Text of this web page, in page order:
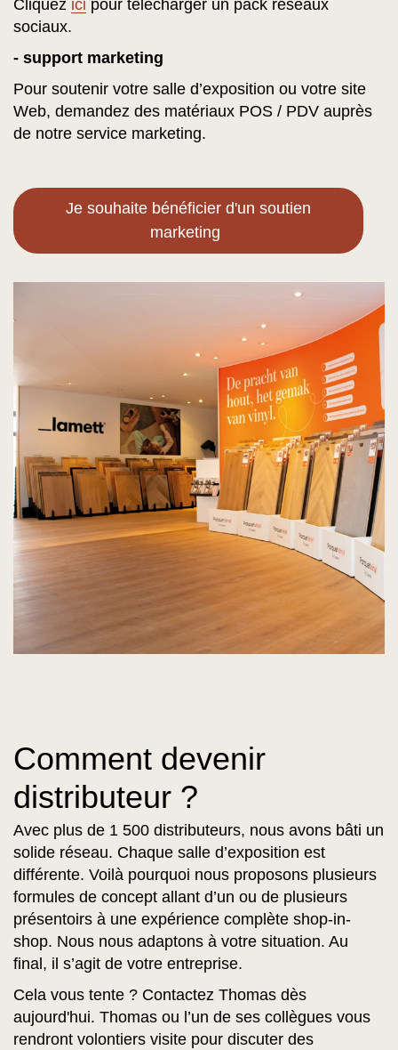
Cliquez ici pour télécharger un pack réseaux
sociaux.
- support marketing
Pour soutenir votre salle d’exposition ou votre site
Web, demandez des matériaux POS / PDV auprès
de notre service marketing.
Je souhaite bénéficier d'un soutien
marketing
Comment devenir
distributeur ?
Avec plus de 1 500 distributeurs, nous avons bâti un
solide réseau. Chaque salle d’exposition est
différente. Voilà pourquoi nous proposons plusieurs
formules de concept allant d’un ou de plusieurs
présentoirs à une expérience complète shop-in-
shop. Nous nous adaptons à votre situation. Au
final, il s’agit de votre entreprise.
Cela vous tente ? Contactez Thomas dès
aujourd'hui. Thomas ou l’un de ses collègues vous
rendront volontiers visite pour discuter des